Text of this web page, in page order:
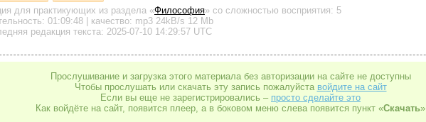
для практикующих из раздела «Философия» со сложностью восприятия: 5
01:09:48 | качество: mp3 24kB/s 12 Mb
редакция текста: 2025-07-10 14:29:57 UTC
Прослушивание и загрузка этого материала без авторизации на сайте не доступны
Чтобы прослушать или скачать эту запись пожалуйста войдите на сайт
Если вы еще не зарегистрировались – просто сделайте это
Как войдёте на сайт, появится плеер, а в боковом меню слева появится пункт «Скачать»